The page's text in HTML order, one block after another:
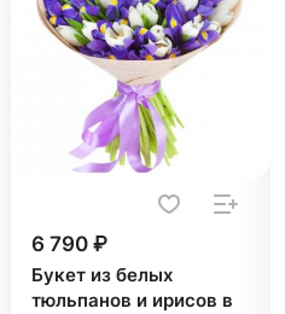
6 790 ₽
Букет из белых
тюльпанов и ирисов в